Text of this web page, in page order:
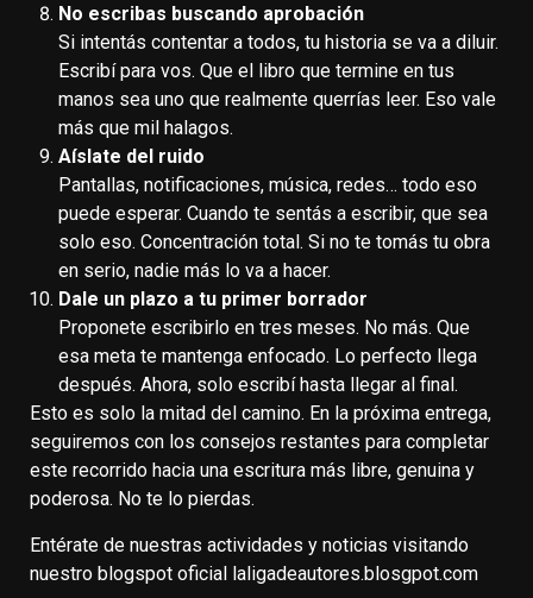
No escribas buscando aprobación
Si intentás contentar a todos, tu historia se va a diluir.
Escribí para vos. Que el libro que termine en tus
manos sea uno que realmente querrías leer. Eso vale
más que mil halagos.
Aíslate del ruido
Pantallas, notificaciones, música, redes… todo eso
puede esperar. Cuando te sentás a escribir, que sea
solo eso. Concentración total. Si no te tomás tu obra
en serio, nadie más lo va a hacer.
Dale un plazo a tu primer borrador
Proponete escribirlo en tres meses. No más. Que
esa meta te mantenga enfocado. Lo perfecto llega
después. Ahora, solo escribí hasta llegar al final.
Esto es solo la mitad del camino. En la próxima entrega,
seguiremos con los consejos restantes para completar
este recorrido hacia una escritura más libre, genuina y
poderosa. No te lo pierdas.
Entérate de nuestras actividades y noticias visitando
nuestro blogspot oficial laligadeautores.blosgpot.com